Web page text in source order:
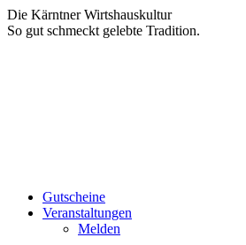
Zum
Inhalt
Die Kärntner Wirtshauskultur
So gut schmeckt gelebte Tradition.
Gutscheine
Veranstaltungen
Melden